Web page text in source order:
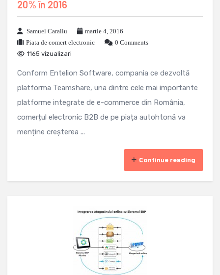
20% în 2016
Samuel Caraliu
martie 4, 2016
Piata de comert electronic
0 Comments
1165 vizualizari
Conform Entelion Software, compania ce dezvoltă
platforma Teamshare, una dintre cele mai importante
platforme integrate de e-commerce din România,
comerțul electronic B2B de pe piața autohtonă va
menține creșterea ...
Continue reading